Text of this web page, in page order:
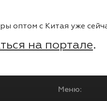
оптом с Китая уже
на портале.
Меню: